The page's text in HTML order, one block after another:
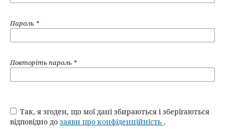
Пароль *
Повторіть пароль *
Так, я згоден, що мої дані збираються і зберігаються
відповідно до заяви про конфіденційність .